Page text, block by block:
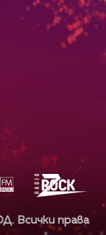
Всички права